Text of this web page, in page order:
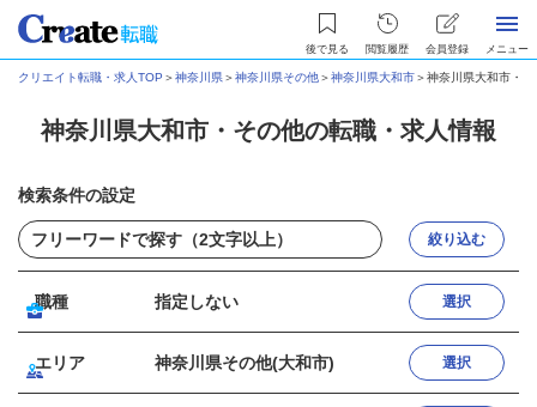
後で見る 閲覧履歴 会員登録 メニュー
クリエイト転職・求人TOP ＞神奈川県＞神奈川県その他＞神奈川県大和市＞神奈川県大和市・
神奈川県大和市・その他の転職・求人情報
検索条件の設定
絞り込む
職種 指定しない 選択
エリア 神奈川県その他(大和市) 選択